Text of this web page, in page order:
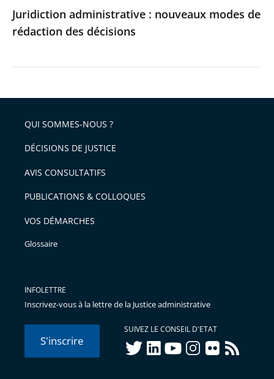
Juridiction administrative : nouveaux modes de
rédaction des décisions
QUI SOMMES-NOUS ?
DÉCISIONS DE JUSTICE
AVIS CONSULTATIFS
PUBLICATIONS & COLLOQUES
VOS DÉMARCHES
Glossaire
INFOLETTRE
Inscrivez-vous à la lettre de la Justice administrative
S'inscrire
SUIVEZ LE CONSEIL D'ETAT
twitterlinkedInyoutubeinstagram
flickr rss